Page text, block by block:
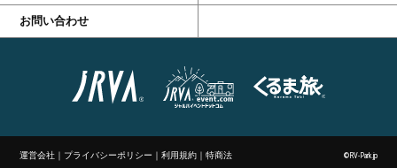
お問い合わせ
運営会社 ｜ プライバシーポリシー ｜利用規約 ｜特商法 ©RV-Park.jp